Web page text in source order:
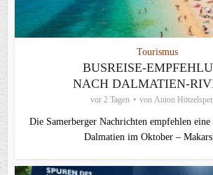
Tourismus
BUSREISE-
NACH DALMATIEN-
vor 2 Tagen von Anton
Die Samerberger Nachrichten empfehlen
Dalmatien im Oktober –